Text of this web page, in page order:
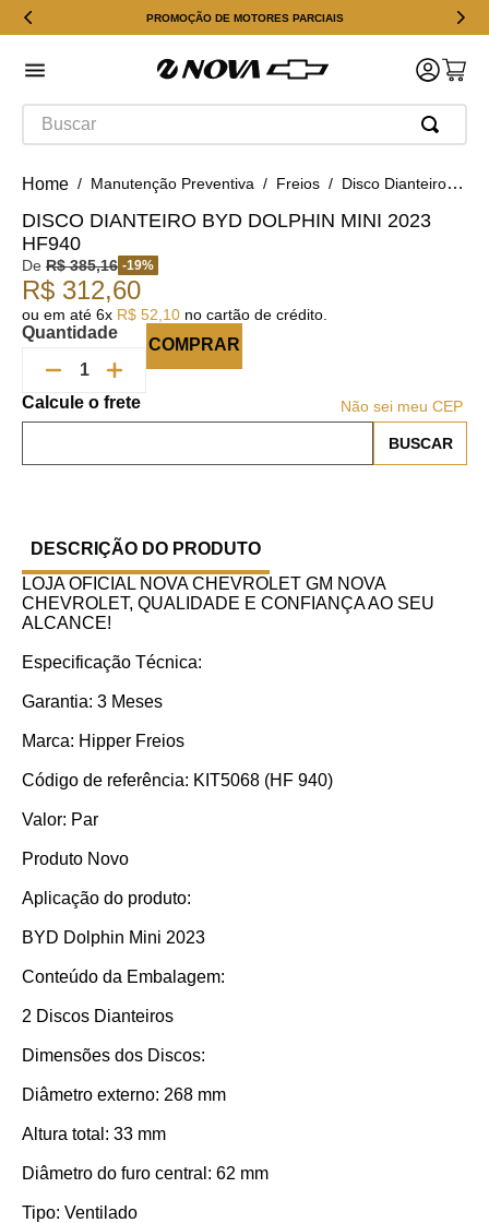
PROMOÇÃO DE MOTORES PARCIAIS
Buscar
Manutenção Preventiva Freios Disco Dianteiro BYD Dolphin Mini 2023 HF940
DISCO DIANTEIRO BYD DOLPHIN MINI 2023
HF940
De R$ 385,16 -19%
R$ 312,60
ou em até 6x R$ 52 10 no cartão de crédito.
Quantidade
COMPRAR
Não sei meu CEP
DESCRIÇÃO DO PRODUTO
LOJA OFICIAL NOVA CHEVROLET GM NOVA
CHEVROLET, QUALIDADE E CONFIANÇA AO SEU
ALCANCE!
Especificação Técnica:
Garantia: 3 Meses
Marca: Hipper Freios
Código de referência: KIT5068 (HF 940)
Valor: Par
Produto Novo
Aplicação do produto:
BYD Dolphin Mini 2023
Conteúdo da Embalagem:
2 Discos Dianteiros
Dimensões dos Discos:
Diâmetro externo: 268 mm
Altura total: 33 mm
Diâmetro do furo central: 62 mm
Tipo: Ventilado